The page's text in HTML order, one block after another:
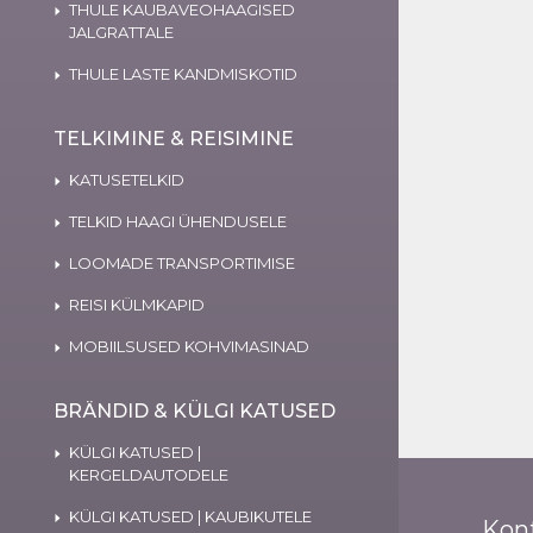
THULE KAUBAVEOHAAGISED
JALGRATTALE
THULE LASTE KANDMISKOTID
TELKIMINE & REISIMINE
KATUSETELKID
TELKID HAAGI ÜHENDUSELE
LOOMADE TRANSPORTIMISE
REISI KÜLMKAPID
MOBIILSUSED KOHVIMASINAD
BRÄNDID & KÜLGI KATUSED
KÜLGI KATUSED |
KERGELDAUTODELE
KÜLGI KATUSED | KAUBIKUTELE